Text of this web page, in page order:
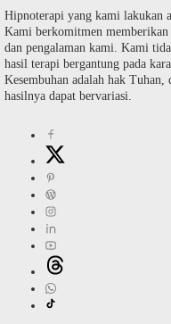
Hipnoterapi yang kami lakukan
Kami berkomitmen memberikan
dan pengalaman kami. Kami
hasil terapi bergantung pada
Kesembuhan adalah hak
hasilnya dapat bervariasi.